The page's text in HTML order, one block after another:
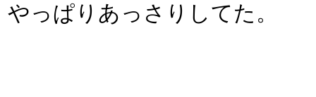
やっぱりあっさりしてた。